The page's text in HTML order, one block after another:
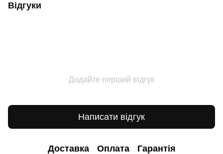
Відгуки
Додайте перший відгук
Написати відгук
Доставка Оплата Гарантія